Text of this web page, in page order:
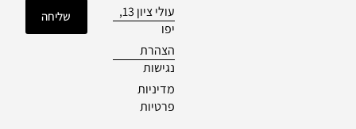
עולי ציון 13,
יפו
הצהרת
נגישות
מדיניות
פרטיות
שליחה